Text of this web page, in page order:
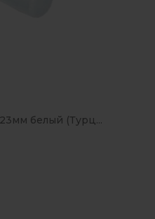
белый (Турц...